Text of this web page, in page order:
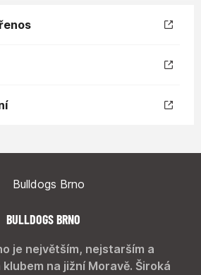
BULLDOGS BRNO
je největším, nejstarším a
na jižní Moravě. Široká